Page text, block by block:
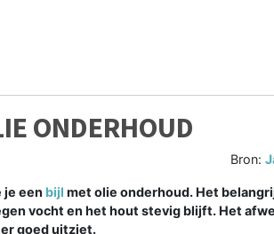
ONDERHOUD
Bron:
je een bijl met olie onderhoud. Het
vocht en het hout stevig blijft. Het
goed uitziet.